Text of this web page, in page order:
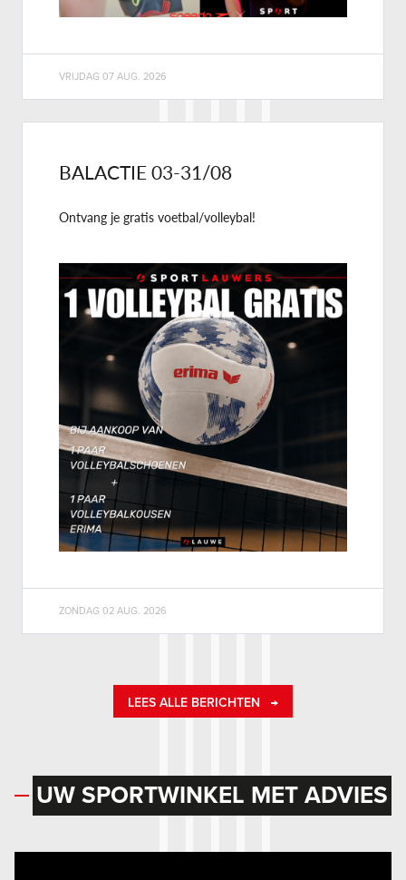
VRIJDAG 07 AUG. 2026
BALACTIE 03-31/08
Ontvang je gratis voetbal/volleybal!
ZONDAG 02 AUG. 2026
LEES ALLE BERICHTEN
UW SPORTWINKEL MET ADVIES